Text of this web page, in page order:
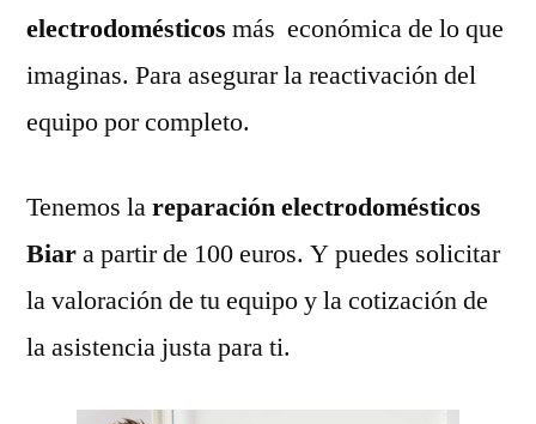
electrodomésticos más económica de lo que
imaginas. Para asegurar la reactivación del
equipo por completo.
Tenemos lareparación electrodomésticos
Biara partir de 100 euros. Y puedes solicitar
la valoración de tu equipo y la cotización de
la asistencia justa para ti.